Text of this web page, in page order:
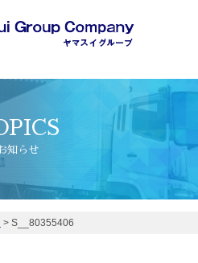
寧に運送するヤマスイグループ
知らせ
> S__80355406